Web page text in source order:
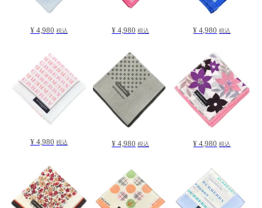
¥ 4,980 税込 ¥ 4,980 税込 ¥ 4,980 税込
¥ 4,980 税込 ¥ 4,980 税込 ¥ 4,980 税込